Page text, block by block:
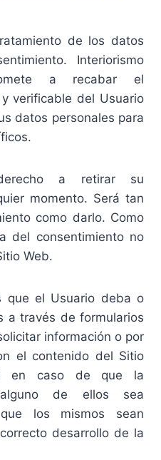
de los datos
Interiorismo
a recabar el
verificable del Usuario
datos personales para
a retirar su
momento. Será tan
como darlo. Como
del consentimiento no
Web.
que el Usuario deba o
a través de formularios
información o por
el contenido del Sitio
en caso de que la
alguno de ellos sea
los mismos sean
desarrollo de la